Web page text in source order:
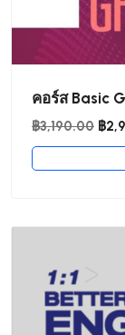
คอร์ส Basic
฿3,190.00
was:
฿